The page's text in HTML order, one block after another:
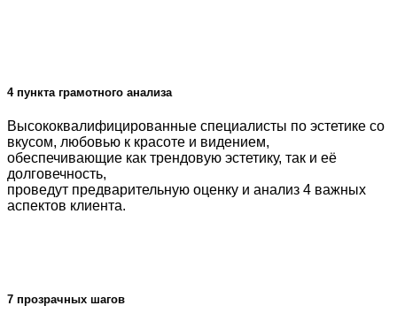
4 пункта грамотного анализа
Высококвалифицированные специалисты по эстетике со
вкусом, любовью к красоте и видением,
обеспечивающие как трендовую эстетику, так и её
долговечность,
проведут предварительную оценку и анализ 4 важных
аспектов клиента.
7 прозрачных шагов